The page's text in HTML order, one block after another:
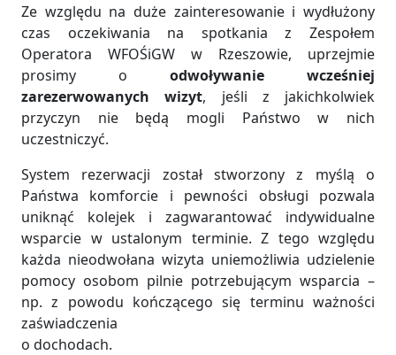
Ze względu na duże zainteresowanie i wydłużony
czas oczekiwania na spotkania z Zespołem
Operatora WFOŚiGW w Rzeszowie, uprzejmie
prosimy o odwoływanie wcześniej
zarezerwowanych wizyt, jeśli z jakichkolwiek
przyczyn nie będą mogli Państwo w nich
uczestniczyć.
System rezerwacji został stworzony z myślą o
Państwa komforcie i pewności obsługi pozwala
uniknąć kolejek i zagwarantować indywidualne
wsparcie w ustalonym terminie. Z tego względu
każda nieodwołana wizyta uniemożliwia udzielenie
pomocy osobom pilnie potrzebującym wsparcia –
np. z powodu kończącego się terminu ważności
zaświadczenia
o dochodach.